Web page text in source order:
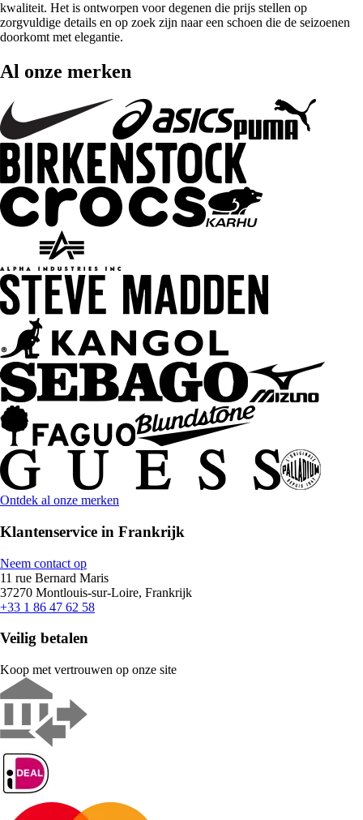
kwaliteit. Het is ontworpen voor degenen die prijs stellen op
zorgvuldige details en op zoek zijn naar een schoen die de seizoenen
doorkomt met elegantie.
Al onze merken
Ontdek al onze merken
Klantenservice in Frankrijk
Neem contact op
11 rue Bernard Maris
37270 Montlouis-sur-Loire, Frankrijk
+33 1 86 47 62 58
Veilig betalen
Koop met vertrouwen op onze site